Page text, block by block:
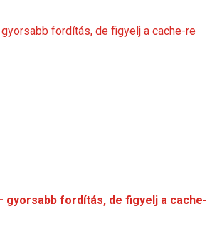
fordítás, de figyelj a cache-re
gyorsabb fordítás, de figyelj a cache-